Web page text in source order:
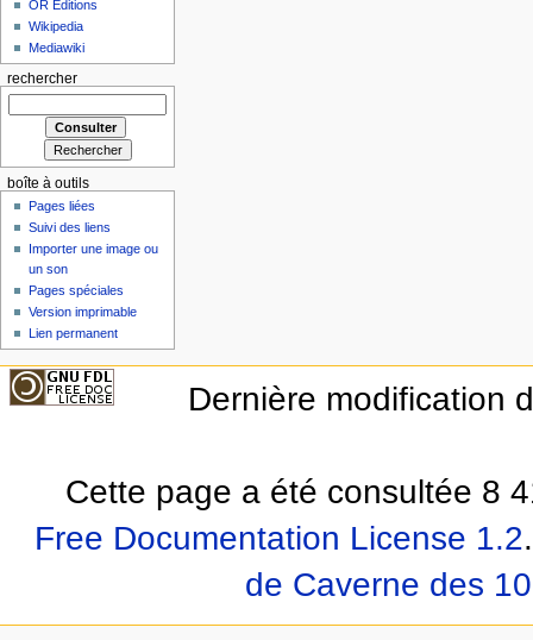
OR Editions
Wikipedia
Mediawiki
rechercher
boîte à outils
Pages liées
Suivi des liens
Importer une image ou
un son
Pages spéciales
Version imprimable
Lien permanent
Dernière modification
Cette page a été consultée 8
Free Documentation License 1.2.
de Caverne des